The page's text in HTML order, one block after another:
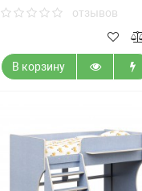
отзывов
В корзину